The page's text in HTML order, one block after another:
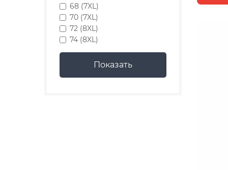
68 (7XL)
70 (7XL)
72 (8XL)
74 (8XL)